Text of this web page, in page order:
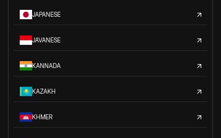
JAPANESE
JAVANESE
KANNADA
KAZAKH
KHMER